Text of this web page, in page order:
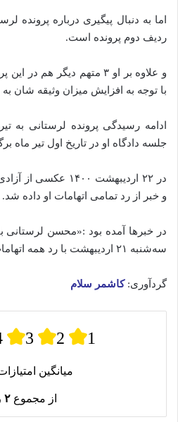
اما به دنبال پیگیری‌ درباره
ردیف دوم پرونده است.
و علاوه بر او ۳ متهم دیگر هم
با توجه به افزایش میزان وثیقه شان
جلسه دادگاه او در تاریخ اول تیر ماه
در ۲۲ اردیبهشت
و خبر از رد تمامی اتهامات او‌ داده‌ شد.
سه‌شنبه ۲۱ اردیبهشت با رد همه اتهامات، از زندان آزاد شد» .
گردآوری:کاشمر سلام
3 2 1
میانگین
از مجموع ۲